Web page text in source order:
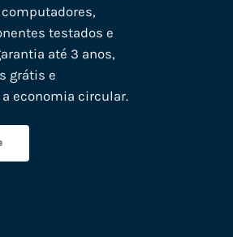
testados e
até 3 anos,
grátis e
economia circular.